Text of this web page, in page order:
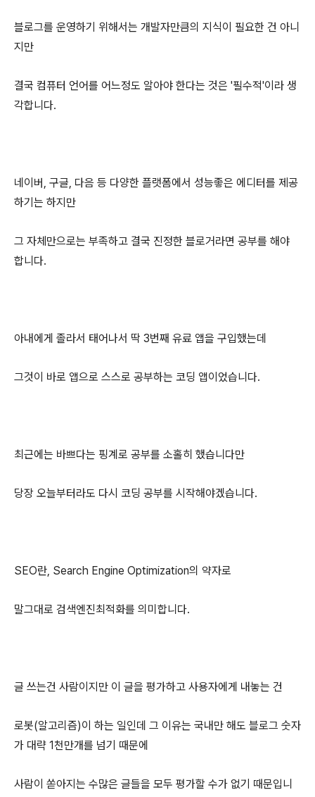
블로그를 운영하기 위해서는 개발자만큼의 지식이 필요한 건 아니
지만
결국 컴퓨터 언어를 어느정도 알아야 한다는 것은 '필수적'이라 생
각합니다.
네이버, 구글, 다음 등 다양한 플랫폼에서 성능좋은 에디터를 제공
하기는 하지만
그 자체만으로는 부족하고 결국 진정한 블로거라면 공부를 해야
합니다.
아내에게 졸라서 태어나서 딱 3번째 유료 앱을 구입했는데
그것이 바로 앱으로 스스로 공부하는 코딩 앱이었습니다.
최근에는 바쁘다는 핑계로 공부를 소홀히 했습니다만
당장 오늘부터라도 다시 코딩 공부를 시작해야겠습니다.
SEO란, Search Engine Optimization의 약자로
말그대로 검색엔진최적화를 의미합니다.
글 쓰는건 사람이지만 이 글을 평가하고 사용자에게 내놓는 건
로봇(알고리즘)이 하는 일인데 그 이유는 국내만 해도 블로그 숫자
가 대략 1천만개를 넘기 때문에
사람이 쏟아지는 수많은 글들을 모두 평가할 수가 없기 때문입니